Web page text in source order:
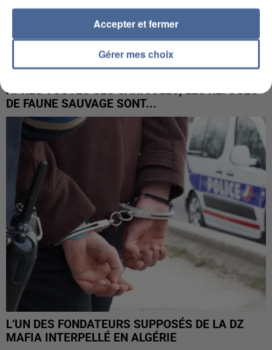
APRÈS TOUTES CES CANICULES, LES REFUGES
DE FAUNE SAUVAGE SONT...
L’UN DES FONDATEURS SUPPOSÉS DE LA DZ
MAFIA INTERPELLÉ EN ALGÉRIE
Gérer mes choix
Accepter et fermer